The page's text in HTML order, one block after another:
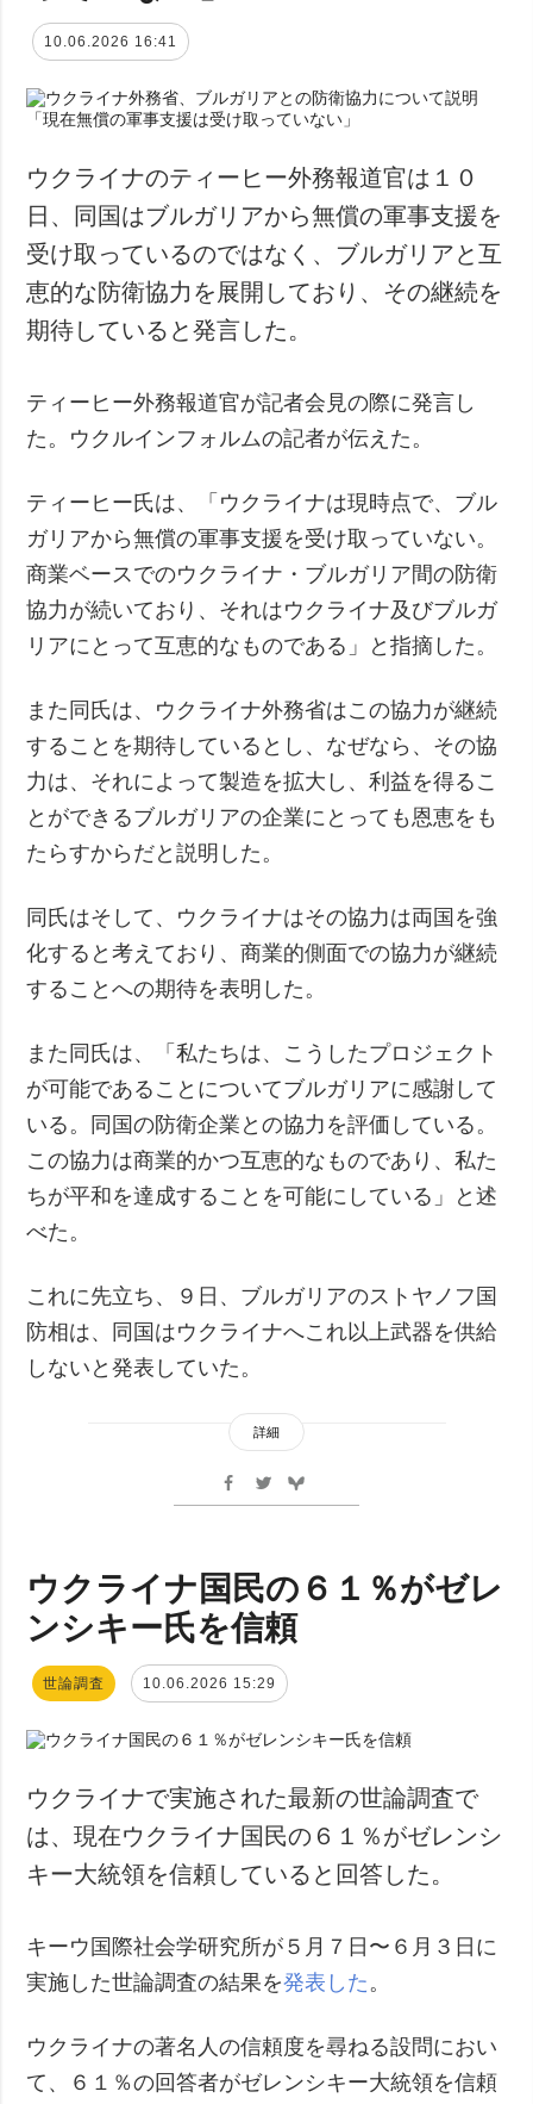
10.06.2026 16:41
ウクライナのティーヒー外務報道官は１０
日、同国はブルガリアから無償の軍事支援を
受け取っているのではなく、ブルガリアと互
恵的な防衛協力を展開しており、その継続を
期待していると発言した。
ティーヒー外務報道官が記者会見の際に発言し
た。ウクルインフォルムの記者が伝えた。
ティーヒー氏は、「ウクライナは現時点で、ブル
ガリアから無償の軍事支援を受け取っていない。
商業ベースでのウクライナ・ブルガリア間の防衛
協力が続いており、それはウクライナ及びブルガ
リアにとって互恵的なものである」と指摘した。
また同氏は、ウクライナ外務省はこの協力が継続
することを期待しているとし、なぜなら、その協
力は、それによって製造を拡大し、利益を得るこ
とができるブルガリアの企業にとっても恩恵をも
たらすからだと説明した。
同氏はそして、ウクライナはその協力は両国を強
化すると考えており、商業的側面での協力が継続
することへの期待を表明した。
また同氏は、「私たちは、こうしたプロジェクト
が可能であることについてブルガリアに感謝して
いる。同国の防衛企業との協力を評価している。
この協力は商業的かつ互恵的なものであり、私た
ちが平和を達成することを可能にしている」と述
べた。
これに先立ち、９日、ブルガリアのストヤノフ国
防相は、同国はウクライナへこれ以上武器を供給
しないと発表していた。
詳細
ウクライナ国民の６１％がゼレ
ンシキー氏を信頼
世論調査 10.06.2026 15:29
ウクライナで実施された最新の世論調査で
は、現在ウクライナ国民の６１％がゼレンシ
キー大統領を信頼していると回答した。
キーウ国際社会学研究所が５月７日〜６月３日に
実施した世論調査の結果を発表した 。
ウクライナの著名人の信頼度を尋ねる設問におい
て、６１％の回答者がゼレンシキー大統領を信頼